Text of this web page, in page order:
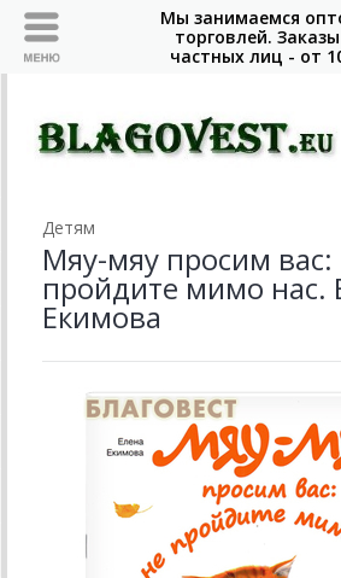
Детям
Мяу-мяу просим вас:
пройдите мимо нас.
Екимова